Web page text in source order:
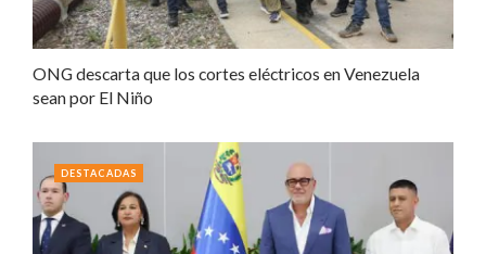
ONG descarta que los cortes eléctricos en Venezuela
sean por El Niño
DESTACADAS